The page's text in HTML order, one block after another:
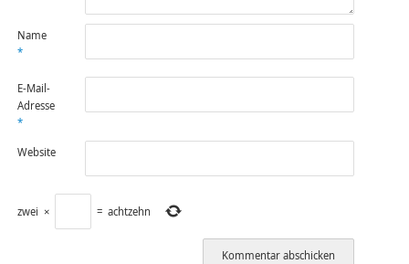
Name
*
E-Mail-
Adresse
*
Website
zwei × = achtzehn